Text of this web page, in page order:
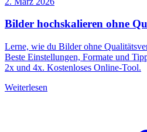
Bilder hochskalieren ohne
Lerne, wie du Bilder ohne
Beste Einstellungen, Formate und
2x und 4x. Kostenloses Online-Tool.
Weiterlesen